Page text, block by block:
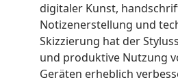
digitaler Kunst,
Notizenerstellung und
Skizzierung hat der
und produktive Nutzung
Geräten erheblich